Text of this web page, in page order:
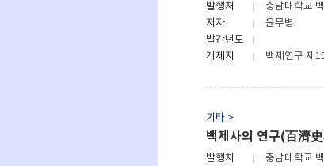
발행처
충남대학교
저자
윤무병
발간년도
게제지
백제연구 제
기타 >
백제사의 연구(百濟
발행처
충남대학교